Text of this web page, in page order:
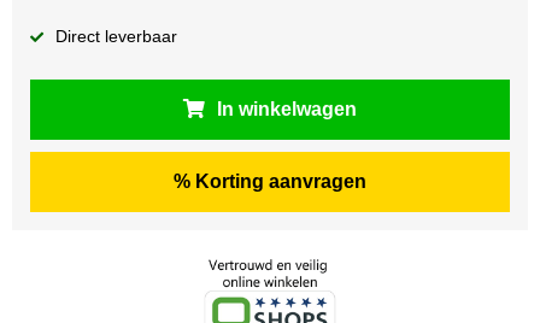
Direct leverbaar
In winkelwagen
% Korting aanvragen